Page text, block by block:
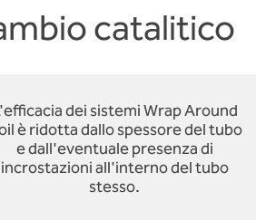
catalitico
dei sistemi Wrap Around
è ridotta dallo spessore del tubo
e dall'eventuale presenza di
incrostazioni all'interno del tubo
stesso.